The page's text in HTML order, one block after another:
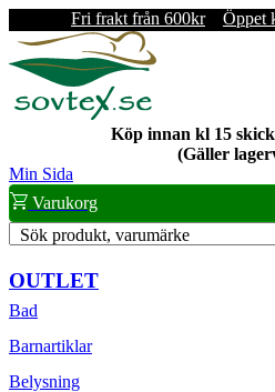
Fri frakt från 600kr Öppet
Köp innan kl 15
(Gäller
Min Sida
Varukorg
Sök produkt, varumärke
OUTLET
Bad
Barnartiklar
Belysning